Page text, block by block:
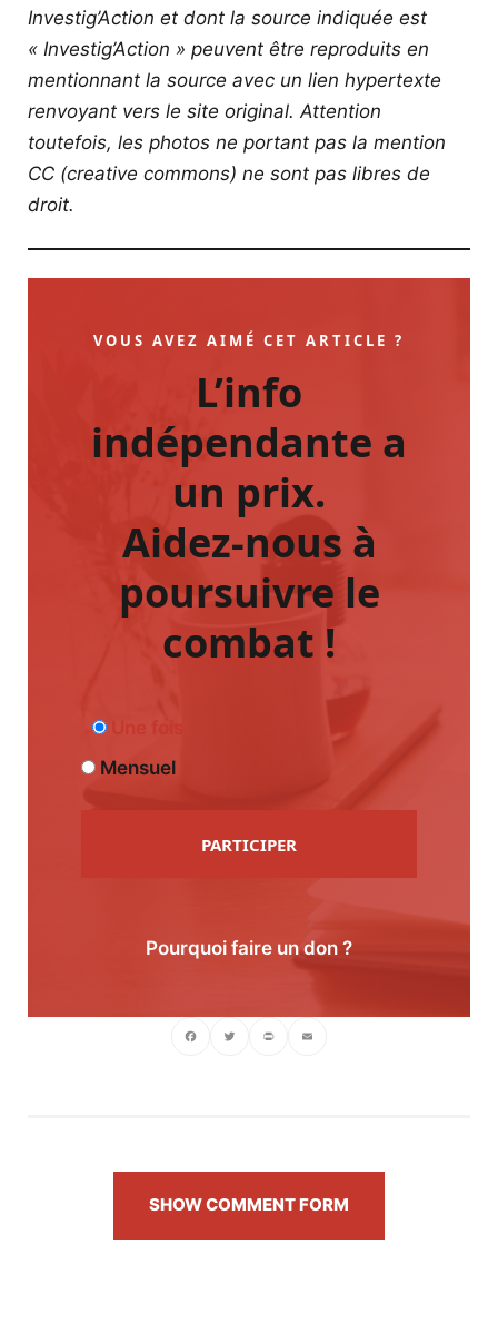
Investig’Action et dont la source indiquée est
« Investig’Action » peuvent être reproduits en
mentionnant la source avec un lien hypertexte
renvoyant vers le site original. Attention
toutefois, les photos ne portant pas la mention
CC (creative commons) ne sont pas libres de
droit.
VOUS AVEZ AIMÉ CET ARTICLE ?
L’info
indépendante a
un prix.
Aidez-nous à
poursuivre le
combat !
Mensuel
PARTICIPER
Pourquoi faire un don ?
SHOW COMMENT FORM